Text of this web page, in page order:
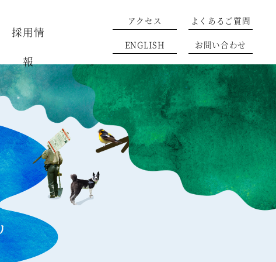
採用情
報
アクセス よくあるご質問
ENGLISH お問い合わせ